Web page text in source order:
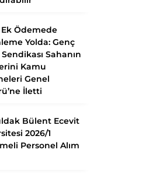
Ek Ödemede
Yolda: Genç
Sendikası Sahanın
Kamu
Genel
İletti
Bülent Ecevit
2026/1
Personel Alım